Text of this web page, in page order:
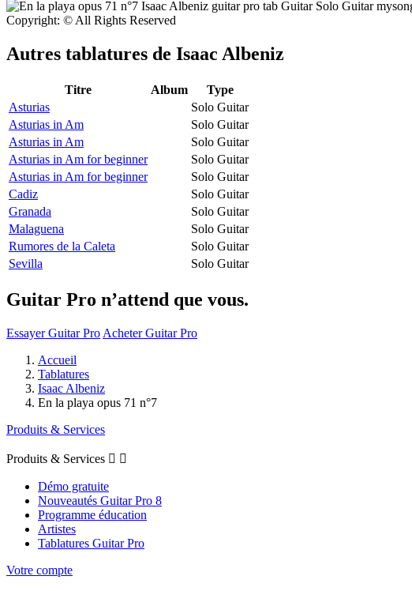
Copyright: © All Rights Reserved
Autres tablatures de Isaac Albeniz
Titre Album
Type
Asturias
Solo Guitar
Asturias in Am
Solo Guitar
Asturias in Am
Solo Guitar
Asturias in Am for beginner
Solo Guitar
Asturias in Am for beginner
Solo Guitar
Cadiz
Solo Guitar
Granada
Solo Guitar
Malaguena
Solo Guitar
Rumores de la Caleta
Solo Guitar
Sevilla
Solo Guitar
Guitar Pro n’attend que vous.
Essayer Guitar Pro Acheter Guitar Pro
Accueil
Tablatures
Isaac Albeniz
En la playa opus 71 n°7
Produits & Services
Produits & Services  
Démo gratuite
Nouveautés Guitar Pro 8
Programme éducation
Artistes
Tablatures Guitar Pro
Votre compte